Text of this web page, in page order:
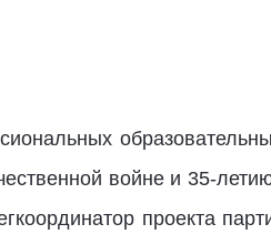
войне и 35-
проекта